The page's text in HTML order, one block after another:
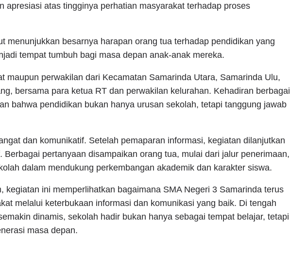
apresiasi atas tingginya perhatian masyarakat terhadap proses
menunjukkan besarnya harapan orang tua terhadap pendidikan yang
tempat tumbuh bagi masa depan anak-anak mereka.
maupun perwakilan dari Kecamatan Samarinda Utara, Samarinda Ulu,
bersama para ketua RT dan perwakilan kelurahan. Kehadiran berbagai
bahwa pendidikan bukan hanya urusan sekolah, tetapi tanggung jawab
dan komunikatif. Setelah pemaparan informasi, kegiatan dilanjutkan
pertanyaan disampaikan orang tua, mulai dari jalur penerimaan,
dalam mendukung perkembangan akademik dan karakter siswa.
kegiatan ini memperlihatkan bagaimana SMA Negeri 3 Samarinda terus
melalui keterbukaan informasi dan komunikasi yang baik. Di tengah
dinamis, sekolah hadir bukan hanya sebagai tempat belajar, tetapi
masa depan.